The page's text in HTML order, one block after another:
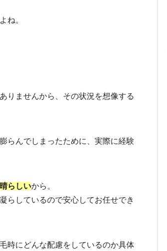
ね。
りませんから、その状況を想像する
らんでしまったために、実際に経験
らしいから。
らしているので安心してお任せでき
時にどんな配慮をしているのか具体